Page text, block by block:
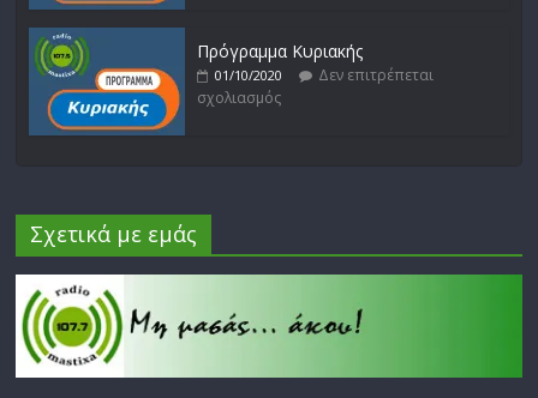
Πρόγραμμα Κυριακής
01/10/2020
Δεν επιτρέπεται
σχολιασμός
Σχετικά με εμάς